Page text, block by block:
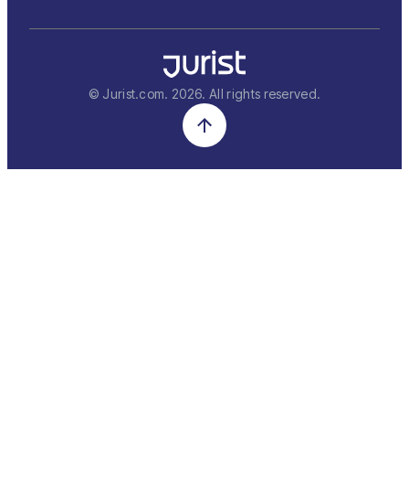
© Jurist.com. 2026. All rights reserved.